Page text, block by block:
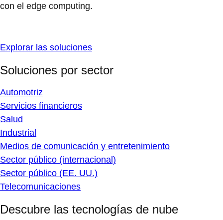
con el edge computing.
Explorar las soluciones
Soluciones por sector
Automotriz
Servicios financieros
Salud
Industrial
Medios de comunicación y entretenimiento
Sector público (internacional)
Sector público (EE. UU.)
Telecomunicaciones
Descubre las tecnologías de nube